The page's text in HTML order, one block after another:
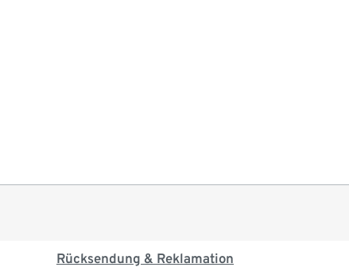
Rücksendung & Reklamation